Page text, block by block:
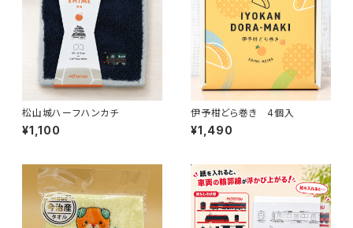
松山城ハーフハンカチ
¥1,100
伊予柑どら巻き 4個入
¥1,490